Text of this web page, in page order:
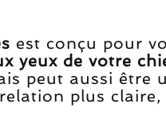
est conçu pour
yeux de votre
peut aussi être
plus claire,